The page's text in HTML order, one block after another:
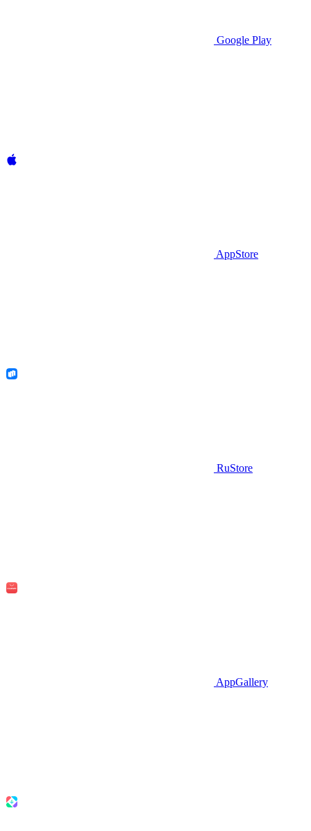
Google Play
AppStore
RuStore
AppGallery